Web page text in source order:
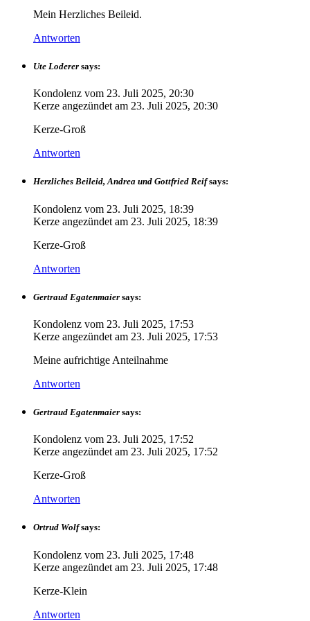
Mein Herzliches Beileid.
Antworten
Ute Loderer says:
Kondolenz vom 23. Juli 2025, 20:30
Kerze angezündet am 23. Juli 2025, 20:30
Kerze-Groß
Antworten
Herzliches Beileid, Andrea und Gottfried Reif says:
Kondolenz vom 23. Juli 2025, 18:39
Kerze angezündet am 23. Juli 2025, 18:39
Kerze-Groß
Antworten
Gertraud Egatenmaier says:
Kondolenz vom 23. Juli 2025, 17:53
Kerze angezündet am 23. Juli 2025, 17:53
Meine aufrichtige Anteilnahme
Antworten
Gertraud Egatenmaier says:
Kondolenz vom 23. Juli 2025, 17:52
Kerze angezündet am 23. Juli 2025, 17:52
Kerze-Groß
Antworten
Ortrud Wolf says:
Kondolenz vom 23. Juli 2025, 17:48
Kerze angezündet am 23. Juli 2025, 17:48
Kerze-Klein
Antworten